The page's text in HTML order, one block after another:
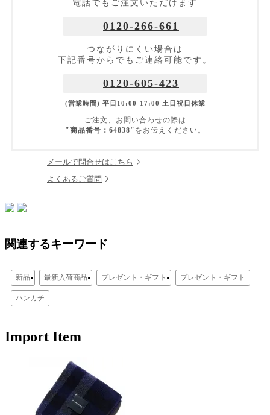
電話でもご注文いただけます
0120-266-661
つながりにくい場合は
下記番号からでもご連絡可能です。
0120-605-423
(営業時間) 平日10:00-17:00 土日祝日休業
ご注文、お問い合わせの際は
"商品番号：64838" をお伝えください。
メールで問合せはこちら
よくあるご質問
関連するキーワード
新品 最新入荷商品 プレゼント・ギフト プレゼント・ギフト
ハンカチ
Import Item